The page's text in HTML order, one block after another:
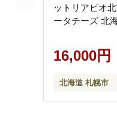
ットリアビオ
ータチーズ 北
16,000円
北海道 札幌市